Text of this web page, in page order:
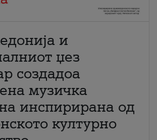
и
џез
создадоа
музичка
инспирирана од
културно